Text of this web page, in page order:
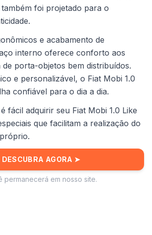
foi projetado para o
e acabamento de
interno oferece conforto aos
porta-objetos bem distribuídos.
e personalizável, o Fiat Mobi 1.0
confiável para o dia a dia.
fácil adquirir seu Fiat Mobi 1.0 Like
que facilitam a realização do
DESCUBRA AGORA ➤
permanecerá em nosso site.